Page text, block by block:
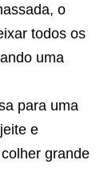
o
todos os
uma
para uma
e
grande